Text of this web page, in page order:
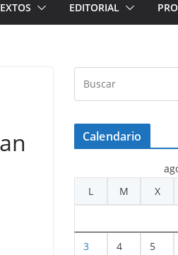
EDITORIAL
Calendario
L
M X
3 4 5